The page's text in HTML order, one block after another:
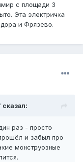
с площади 3
Эта электричка
и Фрязево.
сказал:
раз - просто
и забыл про
монструозные